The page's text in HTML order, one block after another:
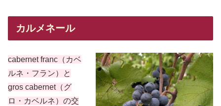
カルメネール
cabernet franc（カベ
ルネ・フラン）と
gros cabernet（グ
ロ・カベルネ）の交